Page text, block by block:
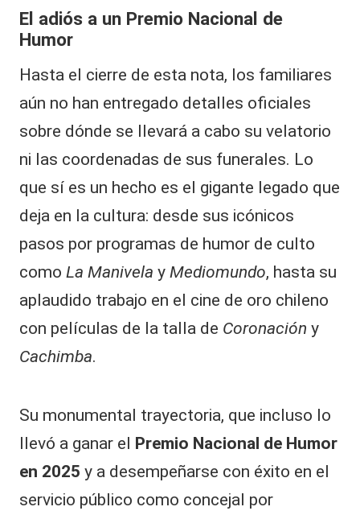
El adiós a un Premio Nacional de
Humor
Hasta el cierre de esta nota, los familiares
aún no han entregado detalles oficiales
sobre dónde se llevará a cabo su velatorio
ni las coordenadas de sus funerales. Lo
que sí es un hecho es el gigante legado que
deja en la cultura: desde sus icónicos
pasos por programas de humor de culto
como La Manivela y Mediomundo, hasta su
aplaudido trabajo en el cine de oro chileno
con películas de la talla de Coronación y
Cachimba.
Su monumental trayectoria, que incluso lo
llevó a ganar el Premio Nacional de Humor
en 2025 y a desempeñarse con éxito en el
servicio público como concejal por